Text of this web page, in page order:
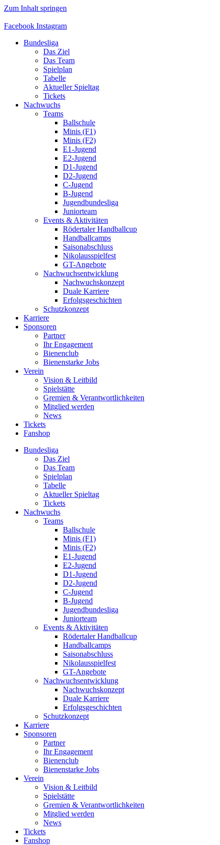
Zum Inhalt springen
Facebook Instagram
Bundesliga
Das Ziel
Das Team
Spielplan
Tabelle
Aktueller Spieltag
Tickets
Nachwuchs
Teams
Ballschule
Minis (F1)
Minis (F2)
E1-Jugend
E2-Jugend
D1-Jugend
D2-Jugend
C-Jugend
B-Jugend
Jugendbundesliga
Juniorteam
Events & Aktivitäten
Rödertaler Handballcup
Handballcamps
Saisonabschluss
Nikolausspielfest
GT-Angebote
Nachwuchsentwicklung
Nachwuchskonzept
Duale Karriere
Erfolgsgeschichten
Schutzkonzept
Karriere
Sponsoren
Partner
Ihr Engagement
Bienenclub
Bienenstarke Jobs
Verein
Vision & Leitbild
Spielstätte
Gremien & Verantwortlichkeiten
Mitglied werden
News
Tickets
Fanshop
Bundesliga
Das Ziel
Das Team
Spielplan
Tabelle
Aktueller Spieltag
Tickets
Nachwuchs
Teams
Ballschule
Minis (F1)
Minis (F2)
E1-Jugend
E2-Jugend
D1-Jugend
D2-Jugend
C-Jugend
B-Jugend
Jugendbundesliga
Juniorteam
Events & Aktivitäten
Rödertaler Handballcup
Handballcamps
Saisonabschluss
Nikolausspielfest
GT-Angebote
Nachwuchsentwicklung
Nachwuchskonzept
Duale Karriere
Erfolgsgeschichten
Schutzkonzept
Karriere
Sponsoren
Partner
Ihr Engagement
Bienenclub
Bienenstarke Jobs
Verein
Vision & Leitbild
Spielstätte
Gremien & Verantwortlichkeiten
Mitglied werden
News
Tickets
Fanshop